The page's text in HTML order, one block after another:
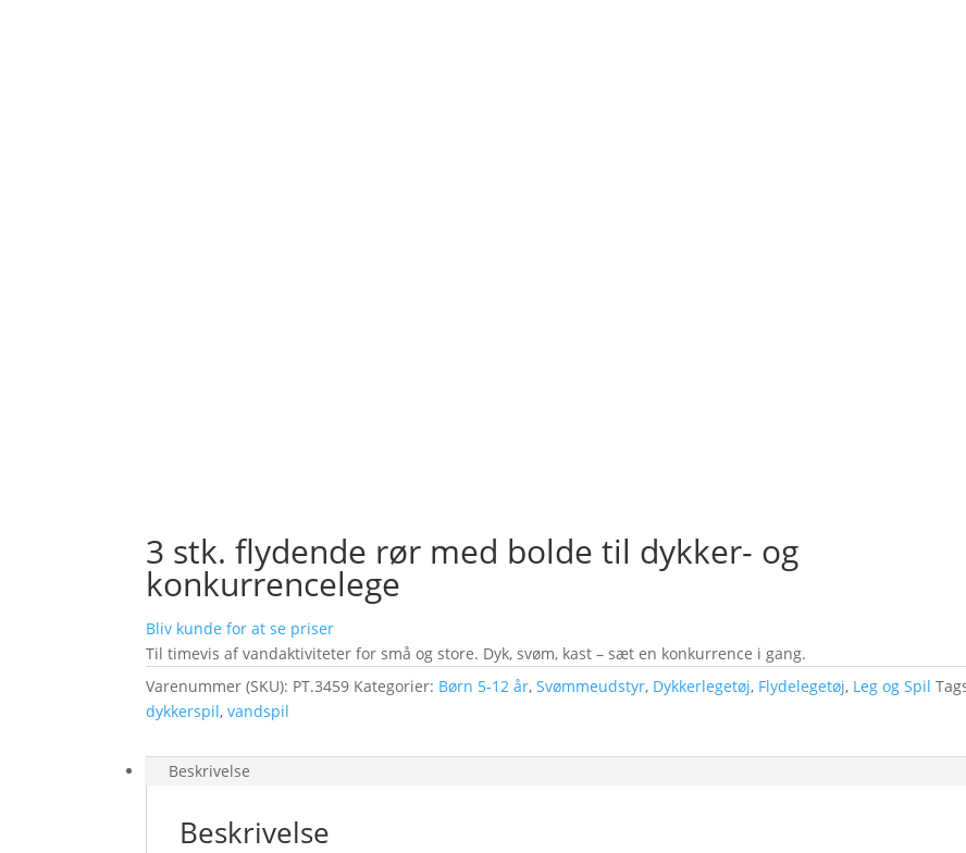
3 stk. flydende rør med bolde til dykker- og
konkurrencelege
Bliv kunde for at se priser
Til timevis af vandaktiviteter for små og store. Dyk, svøm, kast – sæt en konkurrence i gang.
Varenummer (SKU): PT.3459 Kategorier: Børn 5-12 år,Svømmeudstyr, Dykkerlegetøj, Flydelegetøj, Leg og Spil
dykkerspil,vandspil
Beskrivelse
Beskrivelse